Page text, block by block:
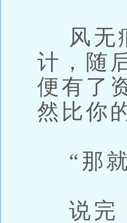
风无
计，随
便有了
然比你
“那就
说完